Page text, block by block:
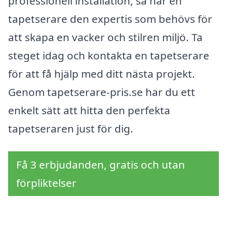
tapetserare den expertis som behövs för
att skapa en vacker och stilren miljö. Ta
steget idag och kontakta en tapetserare
för att få hjälp med ditt nästa projekt.
Genom tapetserare-pris.se har du ett
enkelt sätt att hitta den perfekta
tapetseraren just för dig.
Få 3 erbjudanden, gratis och utan
förpliktelser